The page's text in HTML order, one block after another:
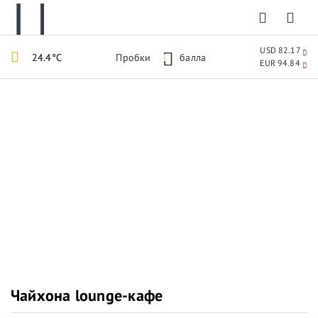
Чайхона lounge-кафе
24.4°C Пробки 1 балла
USD 82.17
EUR 94.84